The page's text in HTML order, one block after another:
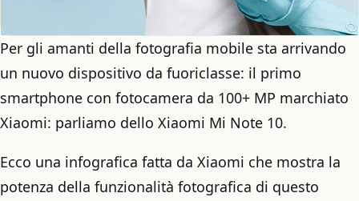
Per gli amanti della fotografia mobile sta arrivando
un nuovo dispositivo da fuoriclasse: il primo
smartphone con fotocamera da 100+ MP marchiato
Xiaomi: parliamo dello Xiaomi Mi Note 10.
Ecco una infografica fatta da Xiaomi che mostra la
potenza della funzionalità fotografica di questo